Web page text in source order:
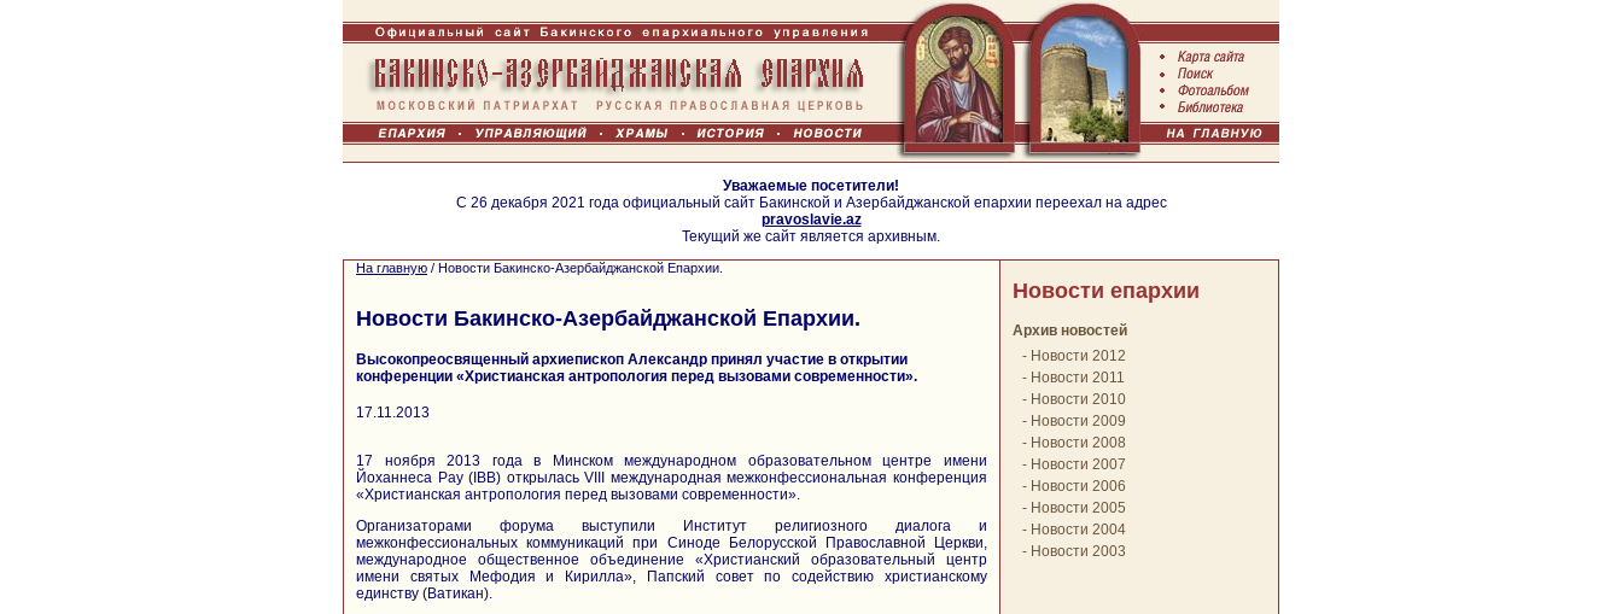
Уважаемые посетители!
С 26 декабря 2021 года официальный сайт Бакинской и Азербайджанской епархии переехал на адрес
pravoslavie.az
Текущий же сайт является архивным.
На главную / Новости Бакинско-Азербайджанской Епархии.
Новости Бакинско-Азербайджанской Епархии.
Высокопреосвященный архиепископ Александр принял участие в открытии
конференции «Христианская антропология перед вызовами современности».
17.11.2013
17 ноября 2013 года в Минском международном образовательном центре имени
Йоханнеса Рау (IBB) открылась VIII международная межконфессиональная конференция
«Христианская антропология перед вызовами современности».
Организаторами форума выступили Институт религиозного диалога и
межконфессиональных коммуникаций при Синоде Белорусской Православной Церкви,
международное общественное объединение «Христианский образовательный центр
имени святых Мефодия и Кирилла», Папский совет по содействию христианскому
единству (Ватикан).
Новости епархии
Архив новостей
- Новости 2012
- Новости 2011
- Новости 2010
- Новости 2009
- Новости 2008
- Новости 2007
- Новости 2006
- Новости 2005
- Новости 2004
- Новости 2003